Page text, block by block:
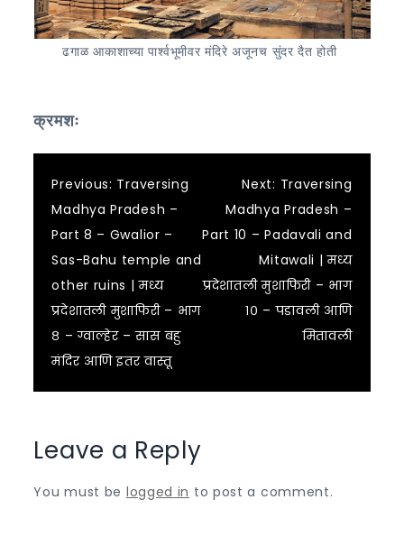
ढगाळ आकाशाच्या पार्श्वभूमीवर मंदिरे अजूनच सुंदर दैत होती
क्रमशः
Post
navigation
Previous: Traversing
Madhya Pradesh –
Part 8 – Gwalior –
Sas-Bahu temple and
other ruins | मध्य
प्रदेशातली मुशाफिरी – भाग
८ – ग्वाल्हेर – सास बहु
मंदिर आणि इतर वास्तू
Next: Traversing
Madhya Pradesh –
Part 10 – Padavali and
Mitawali | मध्य
प्रदेशातली मुशाफिरी – भाग
१० – पडावली आणि
मितावली
Leave a Reply
You must be logged in to post a comment.